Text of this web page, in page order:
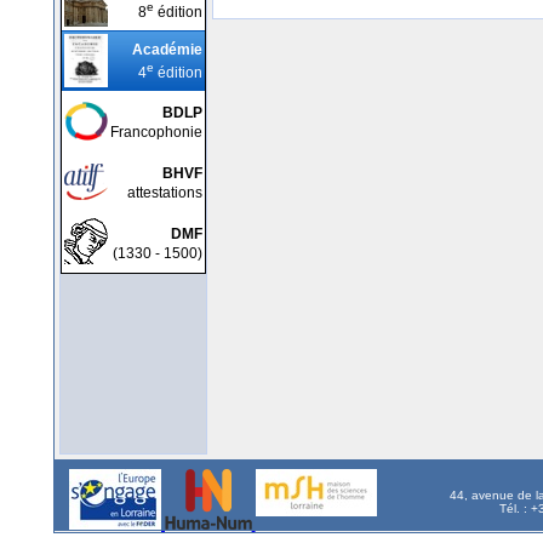
8e édition
Académie
4e édition
BDLP
Francophonie
BHVF
attestations
DMF
(1330 - 1500)
44, avenue de
Tél. :